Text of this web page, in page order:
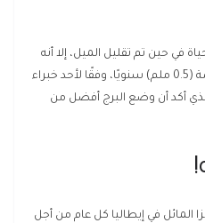
في حين تم تقليل الميل، إلا أنه
لا يزال يتأرجح بمتوسط 0.02 بوصة (0.5 ملم) سنويًا، وفقًا لأحد خبراء
الذي أكد أن وضع البرج أفضل من
المائل في إيطاليا كل عام من أجل